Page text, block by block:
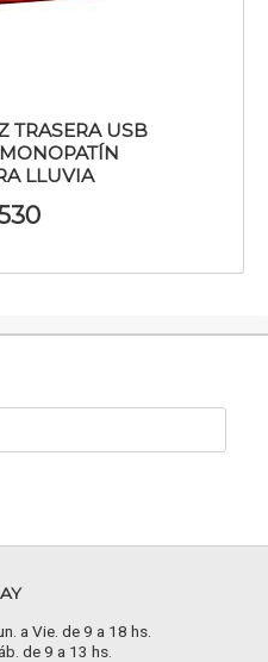
TRASERA USB
LLUVIA
a Vie. de 9 a 18 hs.
de 9 a 13 hs.